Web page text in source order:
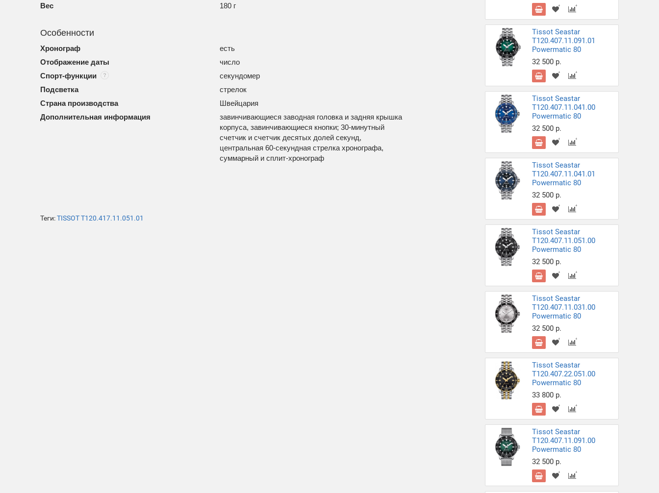
Вес
180 г
Особенности
Хронограф
есть
Отображение даты
число
Спорт-функции
секундомер
Подсветка
стрелок
Страна производства
Швейцария
Дополнительная информация
завинчивающиеся заводная головка и задняя крышка
корпуса, завинчивающиеся кнопки; 30-минутный
счетчик и счетчик десятых долей секунд,
центральная 60-секундная стрелка хронографа,
суммарный и сплит-хронограф
Теги:TISSOT T120.417.11.051.01
Tissot Seastar
T120.407.11.091.01
Powermatic 80
32 500 р.
Tissot Seastar
T120.407.11.041.00
Powermatic 80
32 500 р.
Tissot Seastar
T120.407.11.041.01
Powermatic 80
32 500 р.
Tissot Seastar
T120.407.11.051.00
Powermatic 80
32 500 р.
Tissot Seastar
T120.407.11.031.00
Powermatic 80
32 500 р.
Tissot Seastar
T120.407.22.051.00
Powermatic 80
33 800 р.
Tissot Seastar
T120.407.11.091.00
Powermatic 80
32 500 р.